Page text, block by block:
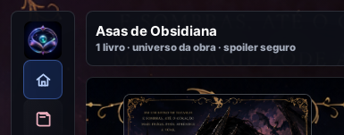
Asas de Obsidiana
1 livro · universo da obra · spoiler seguro